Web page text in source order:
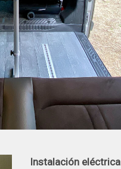
Instalación eléctrica